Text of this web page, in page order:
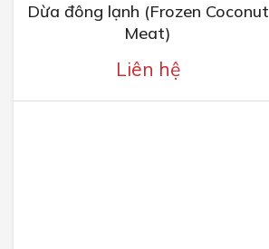
Dừa đông lạnh (Frozen Coconut
Meat)
Liên hệ